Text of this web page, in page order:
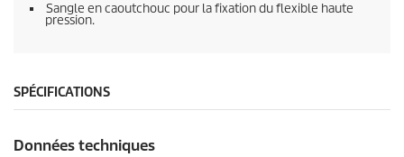
Sangle en caoutchouc pour la fixation du flexible haute
pression.
SPÉCIFICATIONS
Données techniques